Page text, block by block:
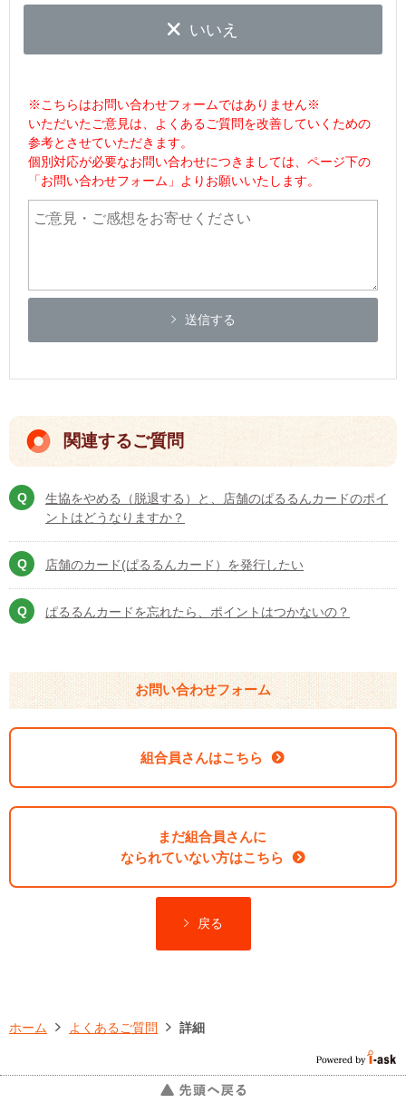
いいえ
※こちらはお問い合わせフォームではありません※
いただいたご意見は、よくあるご質問を改善していくための
参考とさせていただきます。
個別対応が必要なお問い合わせにつきましては、ページ下の
「お問い合わせフォーム」よりお願いいたします。
送信する
関連するご質問
生協をやめる（脱退する）と、店舗のぱるるんカードのポイ
ントはどうなりますか？
店舗のカード(ぱるるんカード）を発行したい
ぱるるんカードを忘れたら、ポイントはつかないの？
お問い合わせフォーム
組合員さんはこちら
まだ組合員さんに
なられていない方はこちら
戻る
ホーム よくあるご質問 詳細